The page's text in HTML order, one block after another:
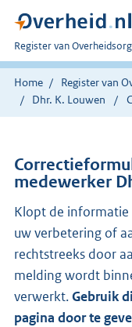
U
bent
nu
hier:
Register van
Home Register van
Dhr. K. Louwen
medewerker
Klopt de informatie
uw verbetering of
rechtstreeks door
melding wordt
verwerkt.Gebruik
pagina door te